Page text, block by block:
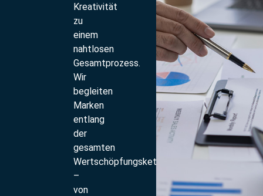
Kreativität
zu
einem
nahtlosen
Gesamtprozess.
Wir
begleiten
Marken
entlang
der
gesamten
Wertschöpfungskette
–
von